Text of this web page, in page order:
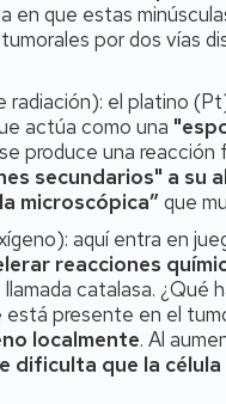
en que estas
por dos vías
radiación): el platino
actúa como una
produce una
secundarios" a su
microscópica”que
aquí entra en
reacciones
catalasa. ¿Qué
está presente en el
localmente. Al
dificulta que la